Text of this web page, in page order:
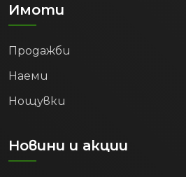
Имоти
Продажби
Наеми
Нощувки
Новини и акции